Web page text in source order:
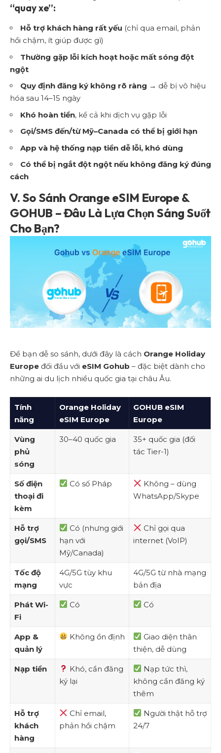
“quay xe”:
Hỗ trợ khách hàng rất yếu (chỉ qua email, phản
hồi chậm, ít giúp được gì)
Thường gặp lỗi kích hoạt hoặc mất sóng đột
ngột
Quy định đăng ký không rõ ràng → dễ bị vô hiệu
hóa sau 14–15 ngày
Khó hoàn tiền, kể cả khi dịch vụ gặp lỗi
Gọi/SMS đến/từ Mỹ–Canada có thể bị giới hạn
App và hệ thống nạp tiền dễ lỗi, khó dùng
Có thể bị ngắt đột ngột nếu không đăng ký đúng
cách
V. So Sánh Orange eSIM Europe &
GOHUB – Đâu Là Lựa Chọn Sáng Suốt
Cho Bạn?
Để bạn dễ so sánh, dưới đây là cách Orange Holiday
Europe đối đầu với eSIM Gohub – đặc biệt dành cho
những ai du lịch nhiều quốc gia tại châu Âu.
Tính
năng
Orange Holiday
eSIM Europe
GOHUB eSIM
Europe
Vùng
phủ
sóng
30–40 quốc gia
35+ quốc gia (đối
tác Tier-1)
Số điện
thoại đi
kèm
Có số Pháp
Không – dùng
WhatsApp/Skype
Hỗ trợ
gọi/SMS
Có (nhưng giới
hạn với
Mỹ/Canada)
Chỉ gọi qua
internet (VoIP)
Tốc độ
mạng
4G/5G tùy khu
vực
4G/5G từ nhà mạng
bản địa
Phát Wi-
Fi
Có Có
App &
quản lý
Không ổn định
Giao diện thân
thiện, dễ dùng
Nạp tiền
Khó, cần đăng
ký lại
Nạp tức thì,
không cần đăng ký
thêm
Hỗ trợ
khách
hàng
Chỉ email,
phản hồi chậm
Người thật hỗ trợ
24/7